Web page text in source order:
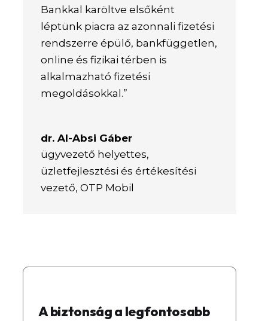
Bankkal karöltve elsőként
léptünk piacra az azonnali fizetési
rendszerre épülő, bankfüggetlen,
online és fizikai térben is
alkalmazható fizetési
megoldásokkal.”
dr. Al-Absi Gáber
ügyvezető helyettes,
üzletfejlesztési és értékesítési
vezető, OTP Mobil
A biztonság a legfontosabb